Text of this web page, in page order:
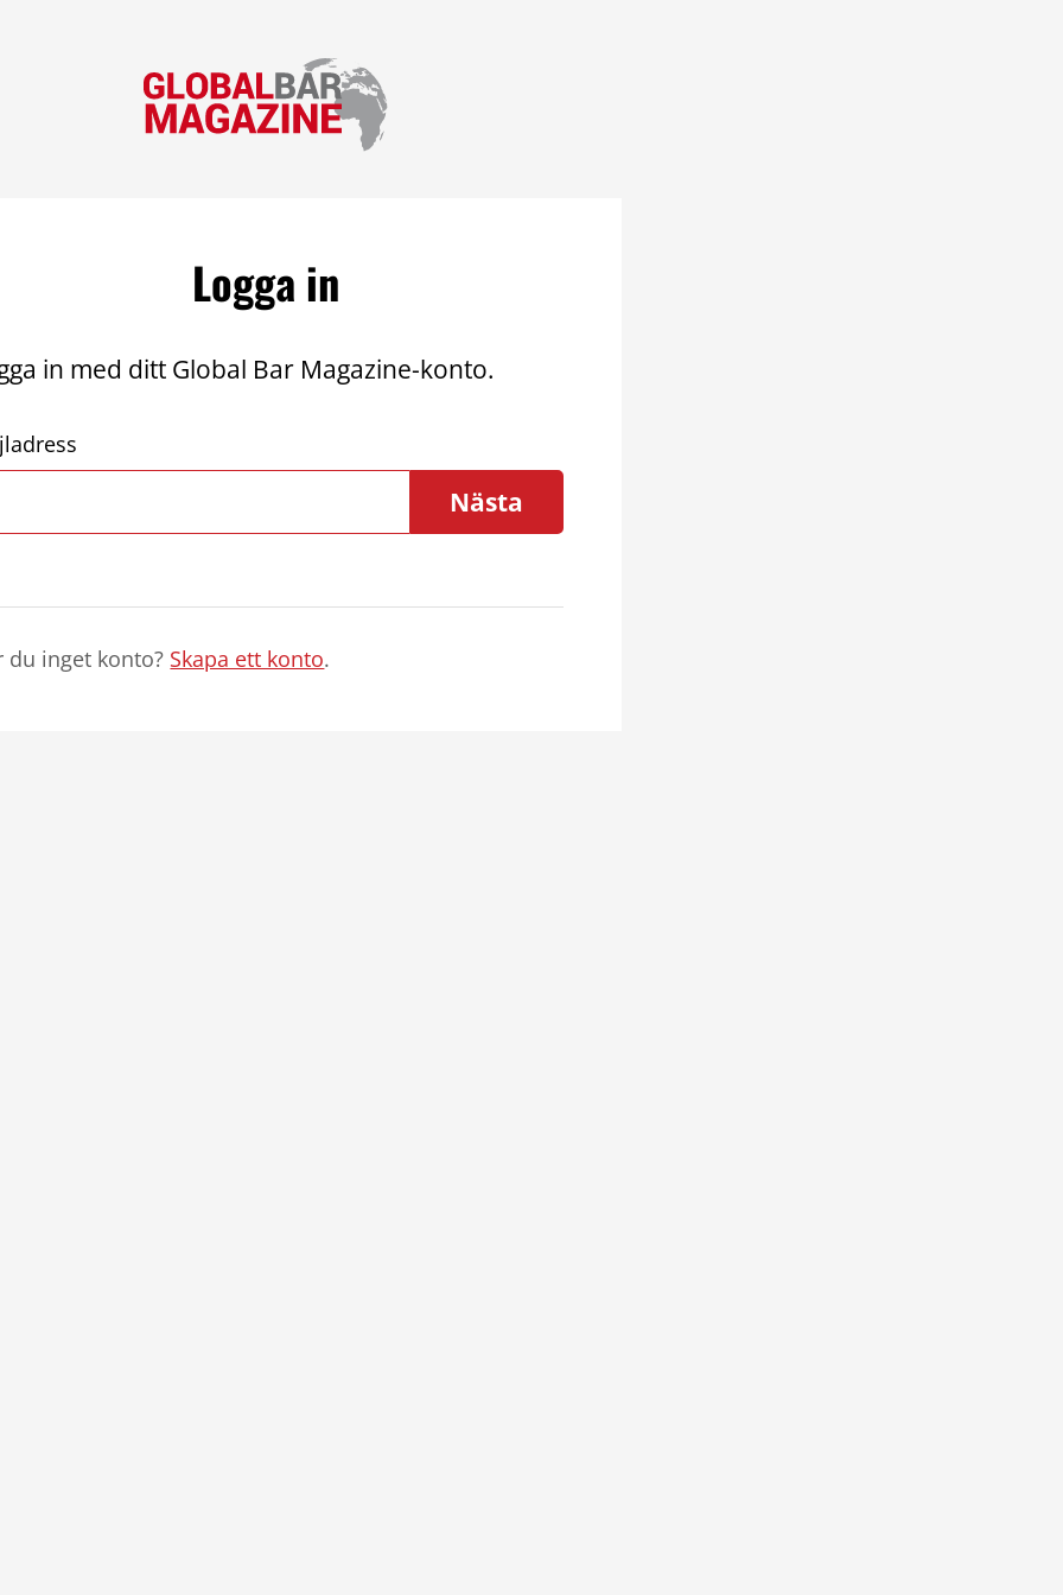
Logga in
in med ditt Global Bar Magazine-konto.
Nästa
du inget konto? Skapa ett konto.